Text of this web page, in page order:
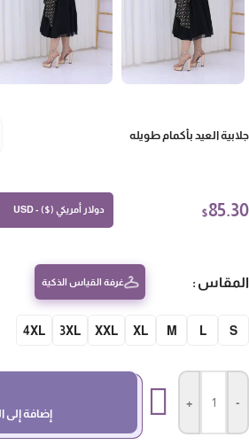
العيد بأكمام طويله
$ دولار أمريكي ($) - USD
غرفة القياس الذكية
XL
XXL
3XL
4XL
إضافة إلى